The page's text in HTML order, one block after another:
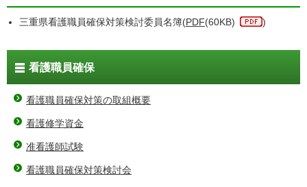
三重県看護職員確保対策検討委員名簿(PDF(60KB) )
看護職員確保
看護職員確保対策の取組概要
看護修学資金
准看護師試験
看護職員確保対策検討会